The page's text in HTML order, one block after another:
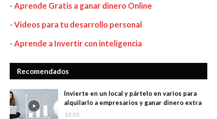
-Aprende Gratis a ganar dinero Online
-Videos para tu desarrollo personal
-Aprende a Invertir con inteligencia
Recomendados
Invierte en un local y pártelo en varios para
alquilarlo a empresarios y ganar dinero extra
13:25